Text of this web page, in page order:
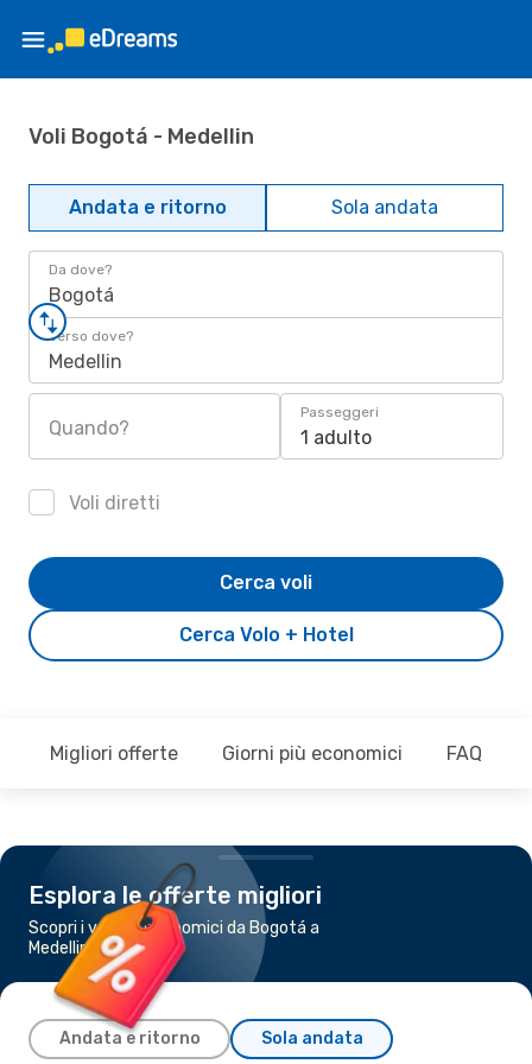
Voli Bogotá - Medellin
Andata e ritorno Sola andata
Da dove?
Bogotá
Verso dove?
Medellin
Quando?
Passeggeri
1 adulto
Voli diretti
Cerca Volo + Hotel
Cerca voli
Migliori offerte Giorni più economici FAQ
Esplora le offerte migliori
Scopri i voli più economici da Bogotá a
Medellin
Andata e ritorno Sola andata